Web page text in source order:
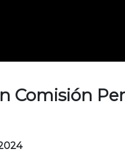
Comisión